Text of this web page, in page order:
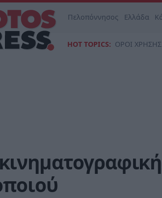
Πελοπόννησος Ελλάδα
HOT TOPICS: ΟΡΟΙ ΧΡΗΣΗΣ